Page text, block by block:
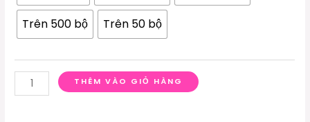
Trên 500 bộ Trên 50 bộ
THÊM VÀO GIỎ HÀNG